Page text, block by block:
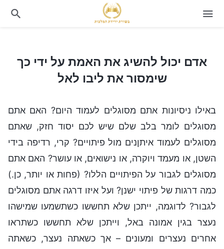
אדם יכול להשיג את האמת על ידי כך שימסור את ליבו לאל
אדם יכול להשיג את האמת על ידי כך
שימסור את ליבו לאל
באילו ניסיונות אתם מסוגלים לעמוד היום? האם אתם
מסוגלים לומר בלב שלם שיש לכם יסוד חזק, שאתם
מסוגלים לעמוד איתןנים מול פיתויים? קרי, רדיפה בידי
השטן, או מעמד ויוקרה, או נישואים, או עושר? האם אתם
מסוגלים לגבור על הפיתויים הללו? (פחות או יותר, כן.)
כמה דרגות של פיתוי ישנן? ועל איזו דרגה אתם מסוגלים
לגבור? לדוגמה, ייתכן שלא תחששו כשתשמעו שמישהו
נעצר בגין אמונה באל, וייתכן שלא תחששו כשתראו
אחרים נעצרים ומעונים – אך כשאתה נעצר, כשאתה